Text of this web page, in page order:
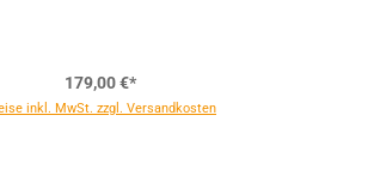
179,00 €*
inkl. MwSt. zzgl. Versandkosten